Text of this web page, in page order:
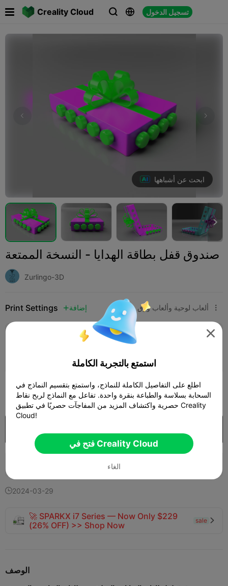
Creality Cloud   تسجيل الدخول
 
ابحث عن أشباهها

صندوق قفل بطاقة الهدايا - النسخة الممتعة
Zurlingo-3D
Print Settings  إضافة ألعاب  ألعاب لوحية وألعاب ورق 
إضافة إعدادات الطباعة
500 
2024-03-29
🚀 SPARKX i7 Series — Now Only $229
(26% OFF) >> Shop Now
sale 
الوصف

استمتع بالتجربة الكاملة
اطلع على التفاصيل الكاملة للنماذج، واستمتع بتقسيم النماذج في
السحابة بسلاسة والطباعة بنقرة واحدة. تفاعل مع النماذج لربح نقاط
حصرية واكتشاف المزيد من المفاجآت حصريًا في تطبيق Creality
Cloud!
فتح في Creality Cloud
الغاء